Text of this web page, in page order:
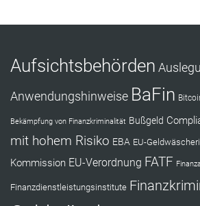
Aufsichtsbehörden
Anwendungshinweise BaFin
Bekämpfung von Finanzkriminalität Bußgeld
mit hohem Risiko EBA EU-
Kommission EU-Verordnung FATF
Finanzdienstleistungsinstitute